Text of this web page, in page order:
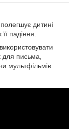
дитині
падіння.
для письма,
мультфільмів